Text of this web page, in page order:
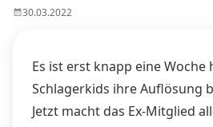
30.03.2022
Es ist erst knapp eine Woche
Schlagerkids ihre Auflösung
Jetzt macht das Ex-Mitglied